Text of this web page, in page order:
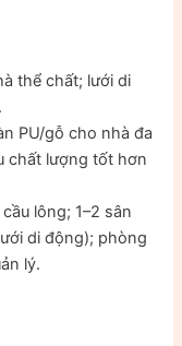
thể chất; lưới di
PU/gỗ cho nhà đa
chất lượng tốt hơn
lông; 1–2 sân
di động); phòng
lý.